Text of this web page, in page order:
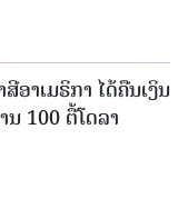
ອາເມຣິກາ ໄດ້ຄືນເງິນ
100 ຕື້ໂດລາ